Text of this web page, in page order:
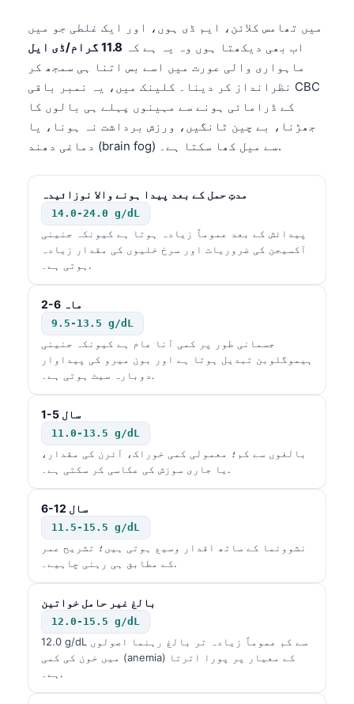
میں تھامس کلائن، ایم ڈی ہوں، اور ایک غلطی جو میں
اب بھی دیکھتا ہوں وہ یہ ہے کہ 11.8 گرام/ڈی ایل
ماہواری والی عورت میں اسے بس اتنا ہی سمجھ کر
نظرانداز کر دینا۔ کلینک میں، یہ نمبر باقی CBC
کے ڈرامائی ہونے سے مہینوں پہلے ہی بالوں کا
جھڑنا، بے چین ٹانگیں، ورزش برداشت نہ ہونا، یا
دماغی دھند (brain fog) سے میل کھا سکتا ہے۔.
مدتِ حمل کے بعد پیدا ہونے والا نوزائیدہ
14.0-24.0 g/dL
پیدائش کے بعد عموماً زیادہ ہوتا ہے کیونکہ جنینی
آکسیجن کی ضروریات اور سرخ خلیوں کی مقدار زیادہ
ہوتی ہے۔.
2-6 ماہ
9.5-13.5 g/dL
جسمانی طور پر کمی آنا عام ہے کیونکہ جنینی
ہیموگلوبن تبدیل ہوتا ہے اور بون میرو کی پیداوار
دوبارہ سیٹ ہوتی ہے۔.
1-5 سال
11.0-13.5 g/dL
بالغوں سے کم؛ معمولی کمی خوراک، آئرن کی مقدار،
یا جاری سوزش کی عکاسی کر سکتی ہے۔.
6-12 سال
11.5-15.5 g/dL
نشوونما کے ساتھ اقدار وسیع ہوتی ہیں؛ تشریح عمر
کے مطابق ہی رہنی چاہیے۔.
بالغ غیر حامل خواتین
12.0-15.5 g/dL
12.0 g/dL سے کم عموماً زیادہ تر بالغ رہنما اصولوں
میں خون کی کمی (anemia) کے معیار پر پورا اترتا
ہے۔.